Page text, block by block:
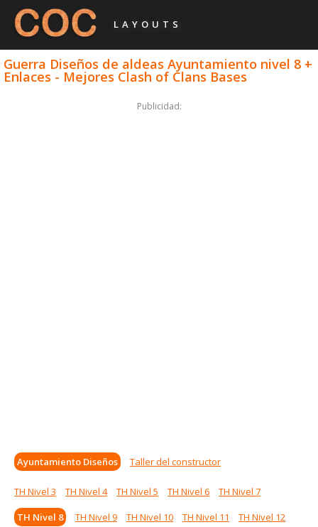
LAYOUTS
Guerra Diseños de aldeas Ayuntamiento nivel 8 +
Enlaces - Mejores Clash of Clans Bases
Publicidad:
Ayuntamiento Diseños Taller del constructor
TH Nivel 3 TH Nivel 4 TH Nivel 5 TH Nivel 6
TH Nivel 7
TH Nivel 8
TH Nivel 9 TH Nivel 10 TH Nivel 11
TH Nivel 12